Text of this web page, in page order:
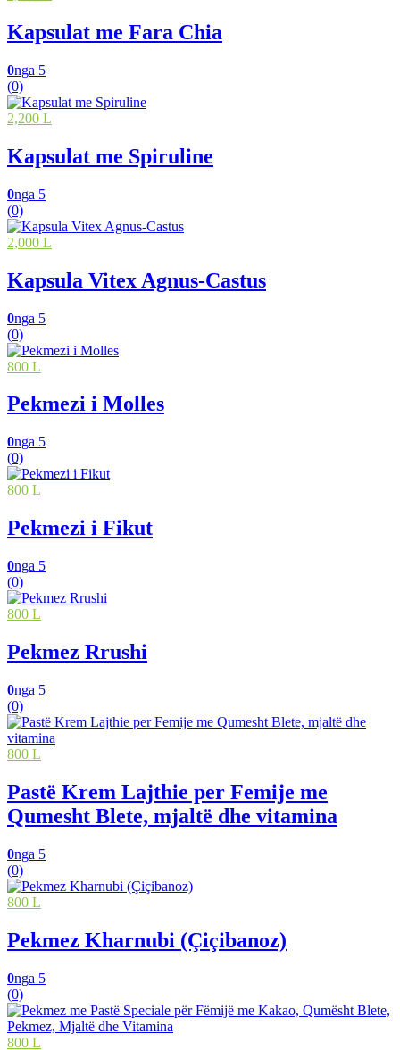
Kapsulat me Fara Chia
0nga 5
(0)
2,200 L
Kapsulat me Spiruline
0nga 5
(0)
2,000 L
Kapsula Vitex Agnus-Castus
0nga 5
(0)
800 L
Pekmezi i Molles
0nga 5
(0)
800 L
Pekmezi i Fikut
0nga 5
(0)
800 L
Pekmez Rrushi
0nga 5
(0)
800 L
Pastë Krem Lajthie per Femije me
Qumesht Blete, mjaltë dhe vitamina
0nga 5
(0)
800 L
Pekmez Kharnubi (Çiçibanoz)
0nga 5
(0)
800 L